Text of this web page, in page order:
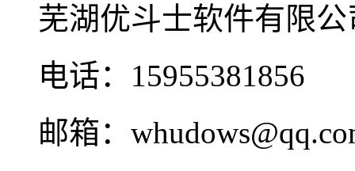
芜湖优斗士软件有限公
电话：15955381856
邮箱：